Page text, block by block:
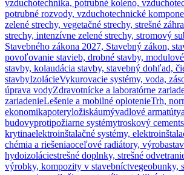
vzduchotechnika, potrubné koleno,
potrubné rozvody, vzduchotechnické
zelené strechy, vegetačné strechy, strešné
strechy, intenzívne zelené strechy, stromový
Stavebného zákona 2027, Stavebný zákon,
povoľovanie stavieb, drobné stavby,
stavby, kolaudácia stavby, stavebný dohľad,
stavbyIzolácieVykurovacie systémy, voda,
úprava vodyZdravotnícke a laboratórne
zariadenieLešenie a mobilné oplotenieTrh,
ekonomikapoteryložiskáumývadlové armatúty
budovyprotipožiarne systémytroskový cement
krytinaelektroinštalačné systémy,
chémia a riešeniaoceľové radiátory, výroba
hydoizoláciestrešné doplnky, strešné
výrobky, kompozity v stavebníctvegeobunky,